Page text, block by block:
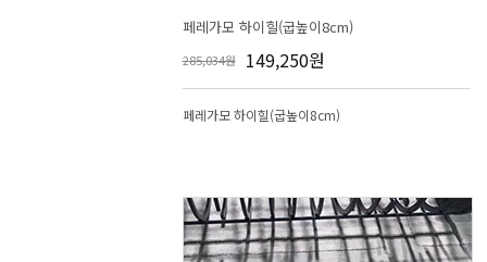
페레가모 하이힐(굽높이8cm)
285,034원 149,250원
페레가모 하이힐(굽높이8cm)